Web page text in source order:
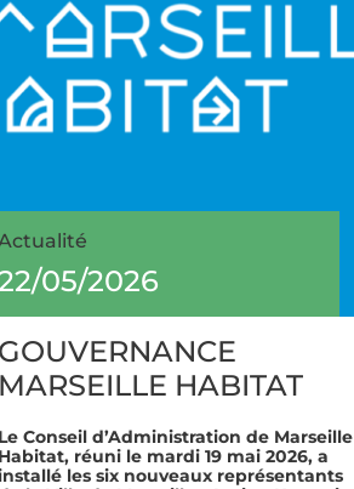
05/2026
GOUVERNANCE
MARSEILLE HABITAT
Le Conseil d’Administration de Marseille
Habitat, réuni le mardi 19 mai 2026, a
les six nouveaux représentants